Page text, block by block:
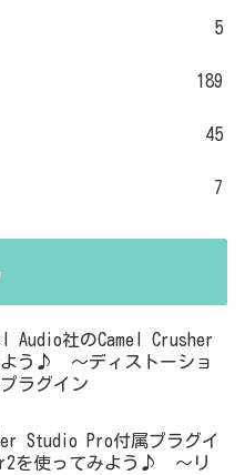
5
189
45
7
Audio社のCamel Crusher
よう♪ ～ディストーショ
ラグイン
Studio Pro付属プラグイ
を使ってみよう♪ ～リ